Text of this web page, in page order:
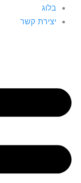
בלוג
יצירת קשר